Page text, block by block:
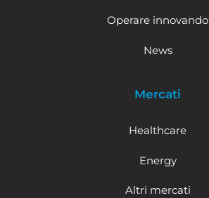
Operare innovando
News
Mercati
Healthcare
Energy
Altri mercati